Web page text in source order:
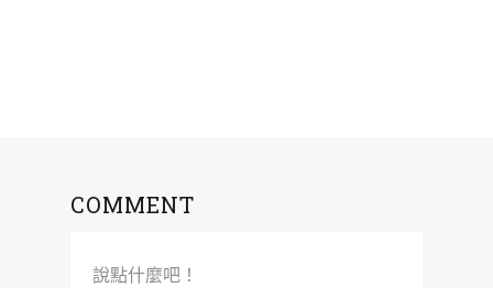
COMMENT
說點什麼吧！